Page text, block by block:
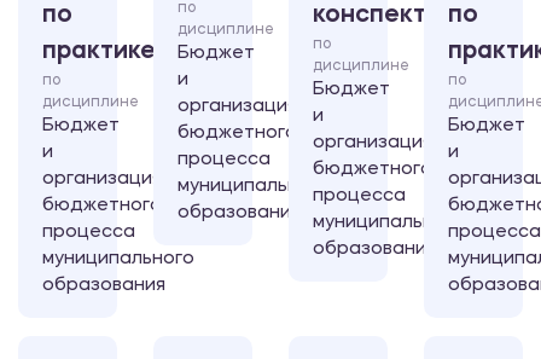
по
практике
по
дисциплине
Бюджет
и
организация
бюджетного
процесса
муниципального
образования
по
дисциплине
Бюджет
и
организация
бюджетного
процесса
муниципального
образования
конспект
по
дисциплине
Бюджет
и
организация
бюджетного
процесса
муниципального
образования
по
по
Бюджет
и
процесса